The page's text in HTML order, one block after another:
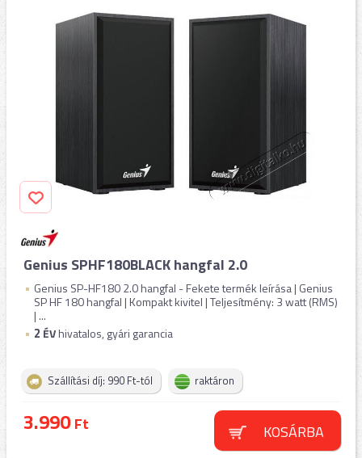
Genius SPHF180BLACK hangfal 2.0
Genius SP-HF180 2.0 hangfal - Fekete termék leírása | Genius
SP HF 180 hangfal | Kompakt kivitel | Teljesítmény: 3 watt (RMS)
| ...
2 ÉVhivatalos, gyári garancia
Szállítási díj: 990 Ft-tól raktáron
3.990Ft KOSÁRBA